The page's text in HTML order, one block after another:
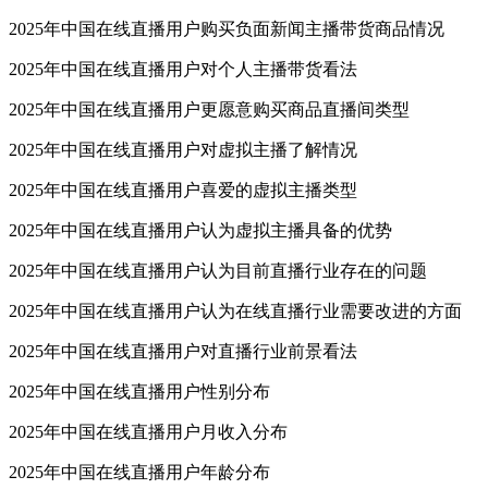
2025年中国在线直播用户购买负面新闻主播带货商品情况
2025年中国在线直播用户对个人主播带货看法
2025年中国在线直播用户更愿意购买商品直播间类型
2025年中国在线直播用户对虚拟主播了解情况
2025年中国在线直播用户喜爱的虚拟主播类型
2025年中国在线直播用户认为虚拟主播具备的优势
2025年中国在线直播用户认为目前直播行业存在的问题
2025年中国在线直播用户认为在线直播行业需要改进的方面
2025年中国在线直播用户对直播行业前景看法
2025年中国在线直播用户性别分布
2025年中国在线直播用户月收入分布
2025年中国在线直播用户年龄分布